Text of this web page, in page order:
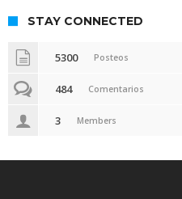
STAY CONNECTED
5300 Posteos
484 Comentarios
3 Members